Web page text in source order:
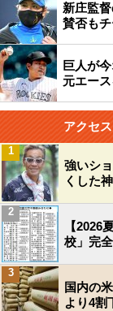
新庄監
賛否も
巨人が
元エー
アクセ
強いシ
くした
1
【2026
校」完
2
国内の
より4割
3